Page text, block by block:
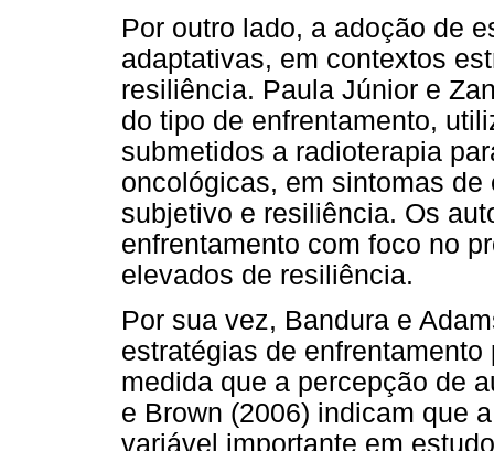
Por outro lado, a adoção de
adaptativas, em contextos
resiliência. Paula Júnior e
do tipo de enfrentamento,
submetidos a radioterapia
oncológicas, em sintomas
subjetivo e resiliência. Os
enfrentamento com foco no
elevados de resiliência.
Por sua vez, Bandura e
estratégias de
medida que a percepção de
e Brown (2006) indicam que
variável importante em